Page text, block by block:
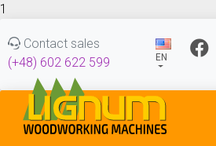
1
Contact sales
(+48) 602 622 599
EN